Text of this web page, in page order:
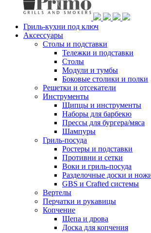
Гриль-кухни под ключ
Аксессуары
Столы и подставки
Тележки и подставки
Столы
Модули и тумбы
Боковые столики и полки
Решетки и отсекатели
Инструменты
Щипцы и инструменты
Наборы для барбекю
Прессы для бургера/мяса
Шампуры
Гриль-посуда
Ростеры и подставки
Противни и сетки
Воки и гриль-посуда
Разделочные доски и
GBS и Crafted системы
Вертелы
Перчатки и рукавицы
Копчение
Щепа и дрова
Доска для копчения